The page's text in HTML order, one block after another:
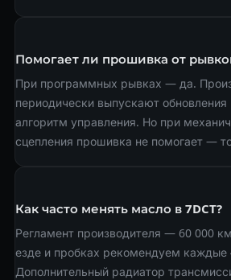
Помогает ли прошивка от
При программных рывках — да.
периодически выпускают
алгоритм управления. Но при
сцепления прошивка не помогает —
Как часто менять масло в 7DCT?
Регламент производителя — 60 000
езде и пробках рекомендуем каждые
Дополнительный радиатор